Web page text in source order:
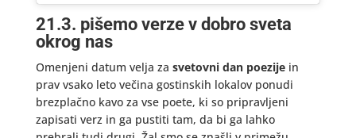
21.3. pišemo verze v dobro sveta
okrog nas
Omenjeni datum velja za svetovni dan poezijein
prav vsako leto večina gostinskih lokalov ponudi
brezplačno kavo za vse poete, ki so pripravljeni
zapisati verz in ga pustiti tam, da bi ga lahko